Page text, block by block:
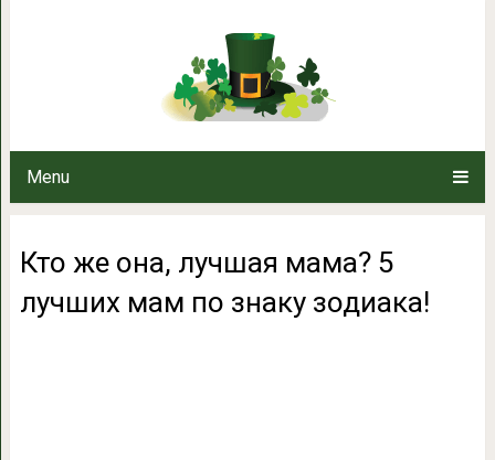
Menu
Кто же она, лучшая мама? 5
Кто же она, лучшая мама? 5
лучших мам по знаку зодиака!